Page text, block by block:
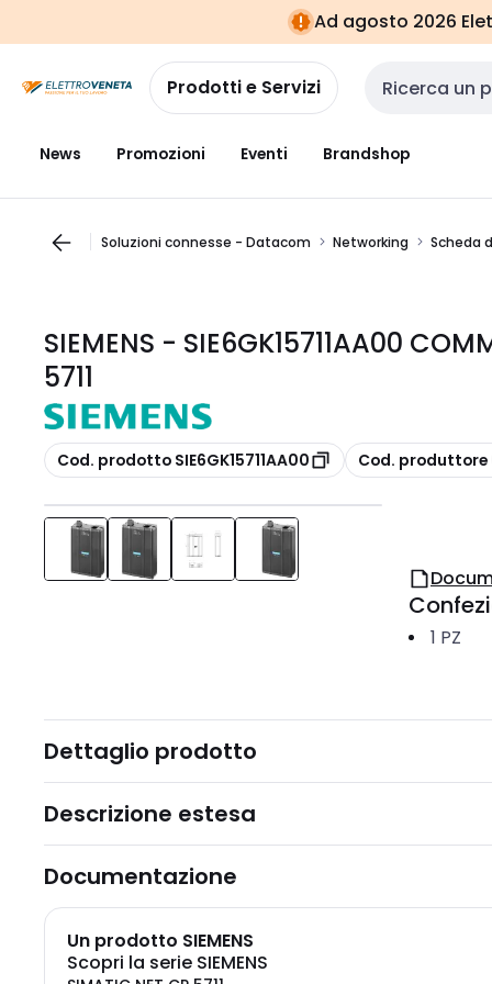
navigazionealla
pagina
Ad agosto 2026
Prodotti e Servizi Cerca input
News Promozioni Eventi Brandshop
Soluzioni connesse - Datacom Networking Scheda
SIEMENS - SIE6GK15711AA00
5711
copia
Cod. prodotto SIE6GK15711AA00 copia
Cod. produttore
1 PZ
Dettaglio prodotto
Descrizione estesa
Documentazione
Un prodotto SIEMENS
Scopri la serie SIEMENS